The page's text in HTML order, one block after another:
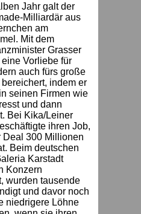
Jahr galt der
Milliardär aus
am
Mit dem
Grasser
Vorliebe für
auch fürs große
indem er
seinen Firmen wie
und dann
Bei Kika/Leiner
ihren Job,
Deal 300 Millionen
Beim deutschen
Karstadt
Konzern
wurden tausende
und davor noch
niedrigere Löhne